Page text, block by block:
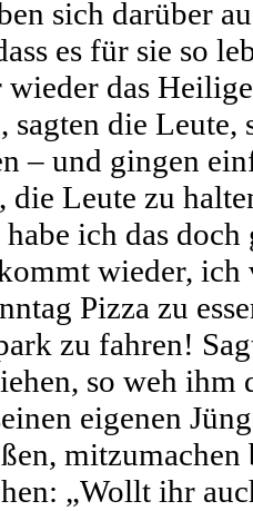
sich darüber
es für sie so
wieder das
sagten die
– und gingen
die Leute zu
ich das
wieder, ich
Pizza zu
zu fahren!
so weh ihm
eigenen
mitzumachen
„Wollt ihr